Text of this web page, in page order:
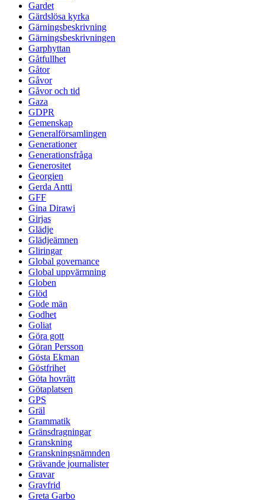
Gardet
Gärdslösa kyrka
Gärningsbeskrivning
Gärningsbeskrivningen
Garphyttan
Gåtfullhet
Gåtor
Gåvor
Gåvor och tid
Gaza
GDPR
Gemenskap
Generalförsamlingen
Generationer
Generationsfråga
Generositet
Georgien
Gerda Antti
GFF
Gina Dirawi
Girjas
Glädje
Glädjeämnen
Gliringar
Global governance
Global uppvärmning
Globen
Glöd
Gode män
Godhet
Goliat
Göra gott
Göran Persson
Gösta Ekman
Göstfrihet
Göta hovrätt
Götaplatsen
GPS
Gräl
Grammatik
Gränsdragningar
Granskning
Granskningsnämnden
Grävande journalister
Gravar
Gravfrid
Greta Garbo